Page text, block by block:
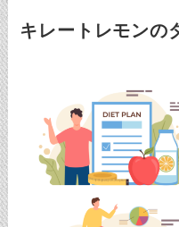
キレートレモンの